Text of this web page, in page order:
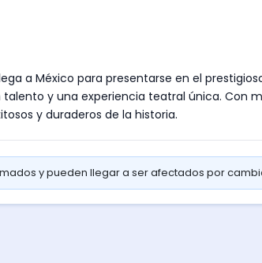
a México para presentarse en el
y una experiencia teatral única. Con
y duraderos de la historia.
y pueden llegar a ser afectados por